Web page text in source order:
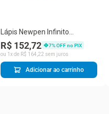
Lápis Newpen Infinito
Diamante Color Redondo
Preto Grafeno
R$ 152,72 7% OFF no PIX
ou 1 x de R$ 164 22 sem juros
Adicionar ao carrinho